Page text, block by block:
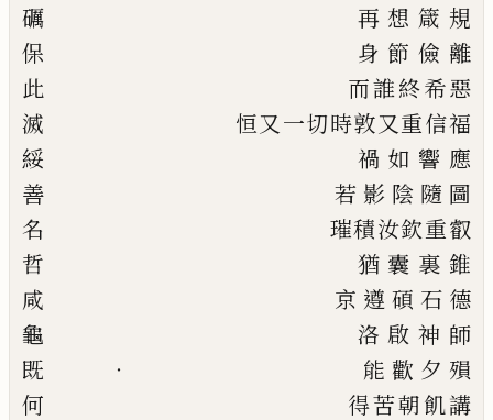
礪
再 想 箴 規
保
身 節 儉 離
此
而誰終希惡
滅
恒又一切時敦又重信福
綏
禍 如 響 應
善
若 影 陰 隨 圖
名
璀積汝欽重叡
哲
猶 囊 裏 錐
咸
京 遵 碩 石 德
龜
洛啟 神 師
既
‧ 能 歡 夕 殞
何
得苦朝飢講